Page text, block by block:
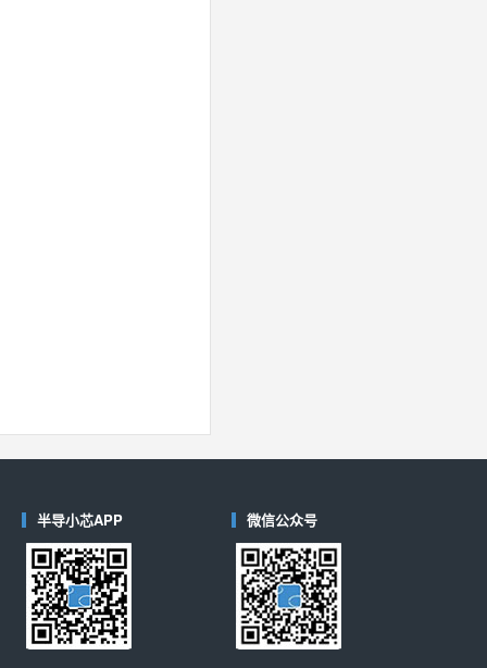
半导小芯APP 微信公众号